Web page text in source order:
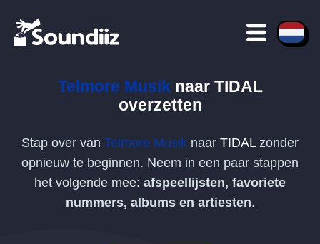
Telmore Musik naar TIDAL
overzetten
Stap over van Telmore Musik naar TIDALzonder
opnieuw te beginnen. Neem in een paar stappen
het volgende mee: afspeellijsten, favoriete
nummers, albums en artiesten.